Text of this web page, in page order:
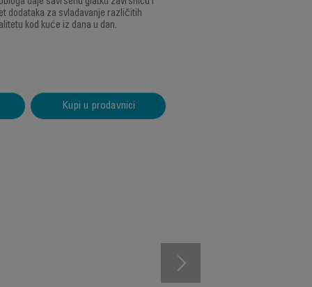
daje savršenu glatku završnicu i
dodataka za svladavanje različitih
kod kuće iz dana u dan.
Kupi u prodavnici